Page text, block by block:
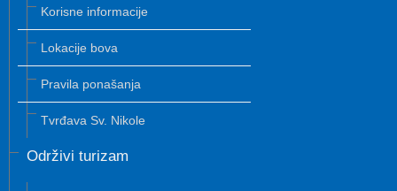
Korisne informacije
Lokacije bova
Pravila ponašanja
Tvrđava Sv. Nikole
Održivi turizam